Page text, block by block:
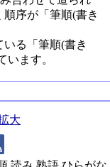
序が「筆順(書き
る「筆順(書き
います。
大